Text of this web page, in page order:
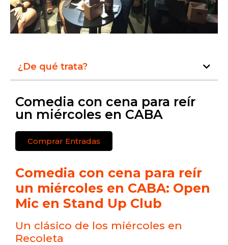
¿De qué trata?
Comedia con cena para reír
un miércoles en CABA
Comprar Entradas
Comedia con cena para reír
un miércoles en CABA: Open
Mic en Stand Up Club
Un clásico de los miércoles en
Recoleta